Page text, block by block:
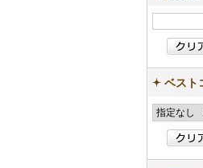
ベスト